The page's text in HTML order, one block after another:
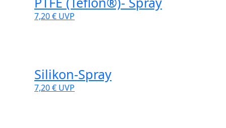
7,20 € UVP
Silikon-Spray
7,20 € UVP